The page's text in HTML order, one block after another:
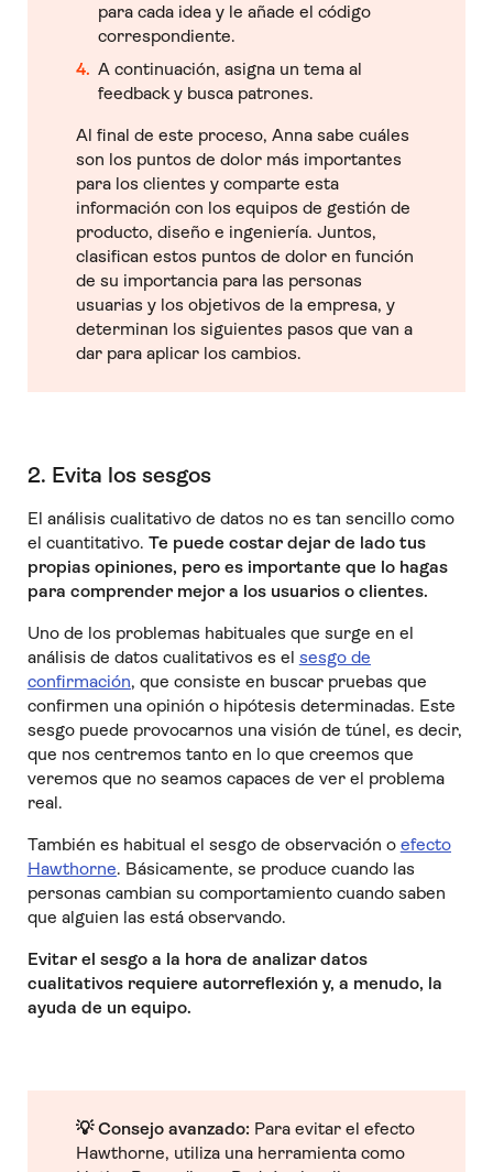
para cada idea y le añade el código
correspondiente.
A continuación, asigna un tema al
feedback y busca patrones.
Al final de este proceso, Anna sabe cuáles
son los puntos de dolor más importantes
para los clientes y comparte esta
información con los equipos de gestión de
producto, diseño e ingeniería. Juntos,
clasifican estos puntos de dolor en función
de su importancia para las personas
usuarias y los objetivos de la empresa, y
determinan los siguientes pasos que van a
dar para aplicar los cambios.
2. Evita los sesgos
El análisis cualitativo de datos no es tan sencillo como
el cuantitativo. Te puede costar dejar de lado tus
propias opiniones, pero es importante que lo hagas
para comprender mejor a los usuarios o clientes.
Uno de los problemas habituales que surge en el
análisis de datos cualitativos es el sesgo de
confirmación, que consiste en buscar pruebas que
confirmen una opinión o hipótesis determinadas. Este
sesgo puede provocarnos una visión de túnel, es decir,
que nos centremos tanto en lo que creemos que
veremos que no seamos capaces de ver el problema
real.
También es habitual el sesgo de observación o efecto
Hawthorne. Básicamente, se produce cuando las
personas cambian su comportamiento cuando saben
que alguien las está observando.
Evitar el sesgo a la hora de analizar datos
cualitativos requiere autorreflexión y, a menudo, la
ayuda de un equipo.
💡 Consejo avanzado: Para evitar el efecto
Hawthorne, utiliza una herramienta como